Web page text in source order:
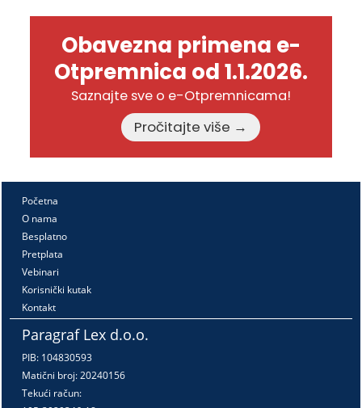
Obavezna primena e-
Otpremnica od 1.1.2026.
Saznajte sve o e-Otpremnicama!
Pročitajte više →
Početna
O nama
Besplatno
Pretplata
Vebinari
Korisnički kutak
Kontakt
Paragraf Lex d.o.o.
PIB: 104830593
Matični broj: 20240156
Tekući račun: